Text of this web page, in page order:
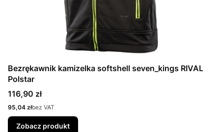
Bezrękawnik kamizelka softshell seven_kings RIVAL
Polstar
Cena
116,90 zł
Cena
95,04 złbez VAT
Zobacz produkt